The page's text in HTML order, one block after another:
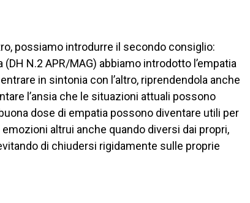
possiamo introdurre il secondo consiglio:
N.2 APR/MAG) abbiamo introdotto l’empatia
in sintonia con l’altro, riprendendola anche
l’ansia che le situazioni attuali possono
dose di empatia possono diventare utili per
altrui anche quando diversi dai propri,
di chiudersi rigidamente sulle proprie